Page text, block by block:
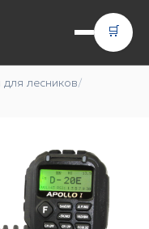
🛒
для лесников/